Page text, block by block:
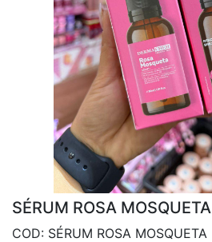
SÉRUM ROSA MOSQUETA
COD: SÉRUM ROSA MOSQUETA